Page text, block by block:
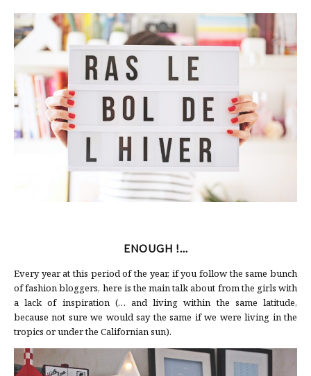
ENOUGH !…
Every year at this period of the year, if you follow the same bunch
of fashion bloggers, here is the main talk about from the girls with
a lack of inspiration (… and living within the same latitude,
because not sure we would say the same if we were living in the
tropics or under the Californian sun).